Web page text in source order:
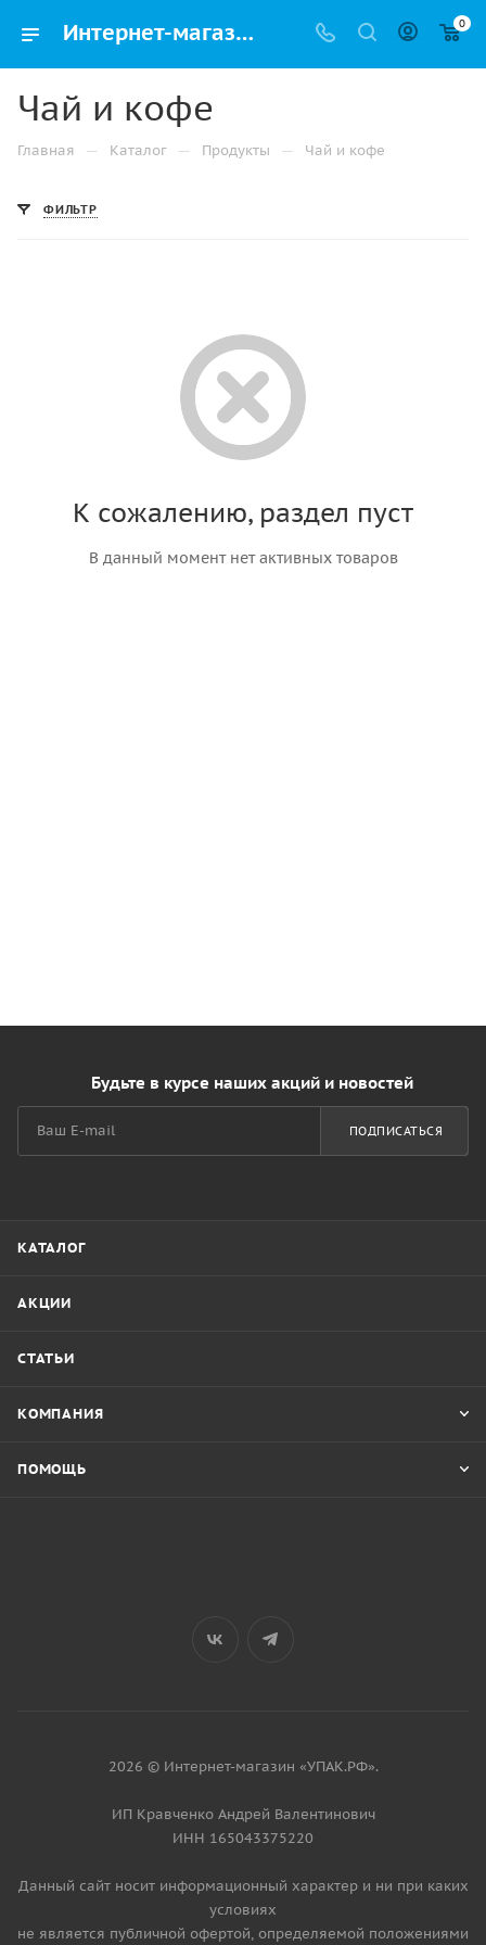
Интернет-магазин Чай и кофе – купить по выгодной цене с доставкой в Москве 0
Чай и кофе
Главная — Каталог — Продукты — Чай и кофе
ФИЛЬТР
К сожалению, раздел пуст
В данный момент нет активных товаров
Будьте в курсе наших акций и новостей
ПОДПИСАТЬСЯ
КАТАЛОГ
АКЦИИ
СТАТЬИ
КОМПАНИЯ
ПОМОЩЬ
2026 © Интернет-магазин «УПАК.РФ».
ИП Кравченко Андрей Валентинович
ИНН 165043375220
Данный сайт носит информационный характер и ни при каких
условиях
не является публичной офертой, определяемой положениями